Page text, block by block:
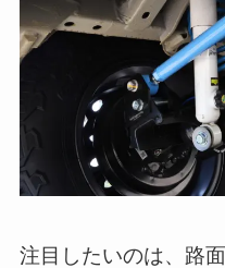
注目したいのは、路